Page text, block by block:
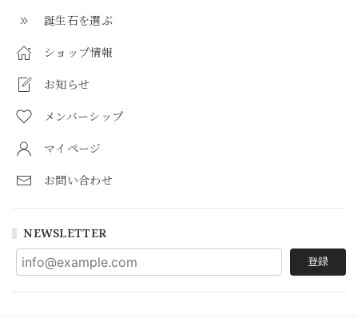
誕生石を選ぶ
ショップ情報
お知らせ
メンバーシップ
マイページ
お問い合わせ
NEWSLETTER
登録